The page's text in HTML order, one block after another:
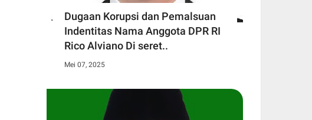
Dugaan Korupsi dan Pemalsuan
Indentitas Nama Anggota DPR RI
Rico Alviano Di seret..
Mei 07, 2025